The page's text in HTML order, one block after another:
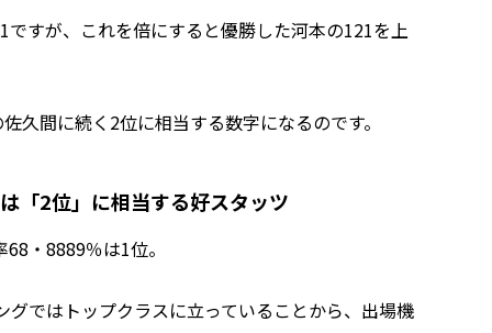
すが、これを倍にすると優勝した河本の121を上
久間に続く2位に相当する数字になるのです。
「2位」に相当する好スタッツ
・8889％は1位。
ではトップクラスに立っていることから、出場機